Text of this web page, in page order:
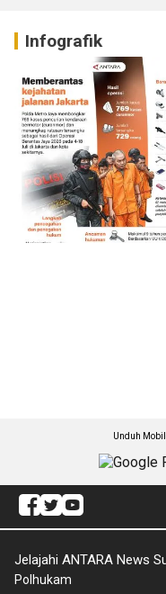
Infografik
Unduh
Jelajahi ANTARA News
Polhukam